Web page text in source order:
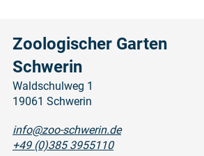
Zoologischer Garten
Schwerin
Waldschulweg 1
19061 Schwerin
info@zoo-schwerin.de
+49 (0)385 3955110